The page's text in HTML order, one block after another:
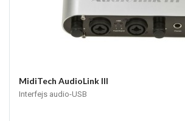
MidiTech AudioLink III
Interfejs audio-USB